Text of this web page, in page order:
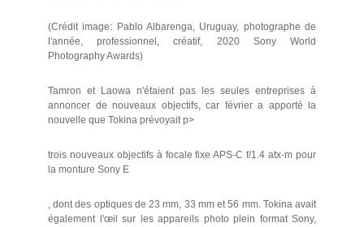
(Crédit image: Pablo Albarenga, Uruguay, photographe de
l'année, professionnel, créatif, 2020 Sony World
Photography Awards)
Tamron et Laowa n'étaient pas les seules entreprises à
annoncer de nouveaux objectifs, car février a apporté la
nouvelle que Tokina prévoyait p>
trois nouveaux objectifs à focale fixe APS-C f/1.4 atx-m pour
la monture Sony E
, dont des optiques de 23 mm, 33 mm et 56 mm. Tokina avait
également l'œil sur les appareils photo plein format Sony,